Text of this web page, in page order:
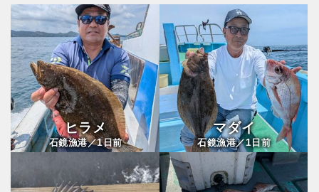
ヒラメ
石鏡漁港／1日前
マダイ
石鏡漁港／1日前